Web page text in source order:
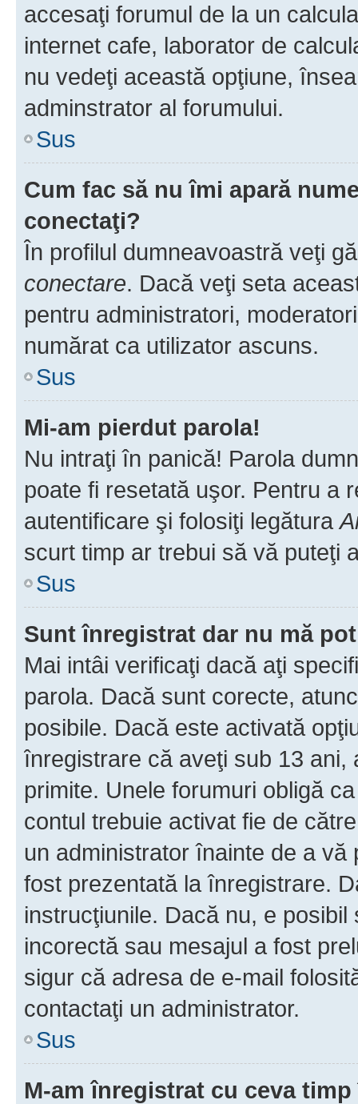
accesaţi forumul de la un
internet cafe, laborator de
nu vedeţi această opţiune,
adminstrator al forumului.
Sus
Cum fac să nu îmi apară
conectaţi?
În profilul dumneavoastră veţi
conectare. Dacă veţi seta
pentru administratori,
numărat ca utilizator ascuns.
Sus
Mi-am pierdut parola!
Nu intraţi în panică! Parola
poate fi resetată uşor. Pentru a
autentificare şi folosiţi legătura
scurt timp ar trebui să vă puteţi
Sus
Sunt înregistrat dar nu mă
Mai intâi verificaţi dacă aţi
parola. Dacă sunt corecte,
posibile. Dacă este activată
înregistrare că aveţi sub 13
primite. Unele forumuri obligă
contul trebuie activat fie de
un administrator înainte de a
fost prezentată la înregistrare.
instrucţiunile. Dacă nu, e
incorectă sau mesajul a fost
sigur că adresa de e-mail
contactaţi un administrator.
Sus
M-am înregistrat cu ceva